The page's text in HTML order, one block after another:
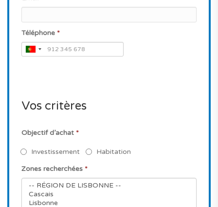
Téléphone *
Vos critères
Objectif d’achat *
Investissement Habitation
Zones recherchées *